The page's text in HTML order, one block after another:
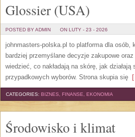
Glossier (USA)
POSTED BY ADMIN ON LUTY - 23 - 2026
johnmasters-polska.pl to platforma dla
bardziej przemyślane decyzje zakupowe
wiedzieć, co nakładają na skórę, jak
przypadkowych wyborów. Strona skupia się [
CATEGORIES: BIZNES, FINANSE, EKONOMIA
Środowisko i klimat